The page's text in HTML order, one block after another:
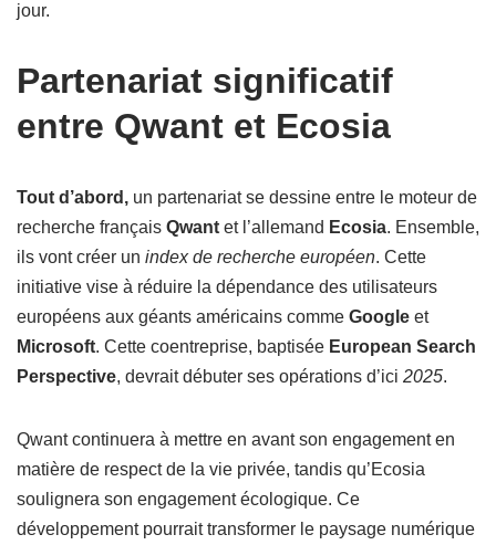
jour.
Partenariat significatif
entre Qwant et Ecosia
Tout d’abord, un partenariat se dessine entre le moteur de
recherche français Qwant et l’allemand Ecosia. Ensemble,
ils vont créer un index de recherche européen. Cette
initiative vise à réduire la dépendance des utilisateurs
européens aux géants américains comme Google et
Microsoft. Cette coentreprise, baptisée European Search
Perspective, devrait débuter ses opérations d’ici 2025.
Qwant continuera à mettre en avant son engagement en
matière de respect de la vie privée, tandis qu’Ecosia
soulignera son engagement écologique. Ce
développement pourrait transformer le paysage numérique